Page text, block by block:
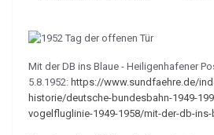
Mit der DB ins Blaue - Heiligenhafener
5.8.1952: https://www.sundfaehre.de/
historie/deutsche-bundesbahn-1949-
vogelfluglinie-1949-1958/mit-der-db-ins-